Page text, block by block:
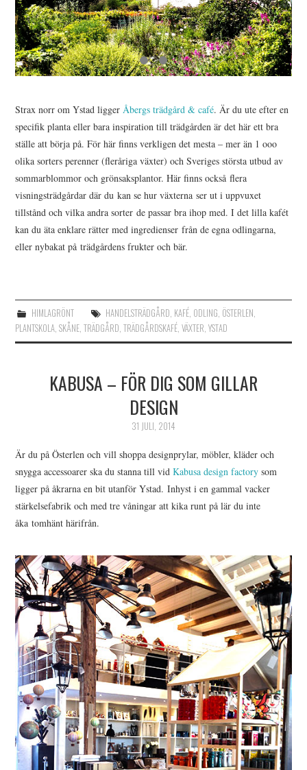
Strax norr om Ystad ligger Åbergs trädgård & café. Är du ute efter en
specifik planta eller bara inspiration till trädgården är det här ett bra
ställe att börja på. För här finns verkligen det mesta – mer än 1 ooo
olika sorters perenner (fleråriga växter) och Sveriges största utbud av
sommarblommor och grönsaksplantor. Här finns också flera
visningsträdgårdar där du kan se hur växterna ser ut i uppvuxet
tillstånd och vilka andra sorter de passar bra ihop med. I det lilla kafét
kan du äta enklare rätter med ingredienser från de egna odlingarna,
eller nybakat på trädgårdens frukter och bär.
HIMLAGRÖNT HANDELSTRÄDGÅRD KAFÉ, ODLING ÖSTERLEN
PLANTSKOLA ,SKÅNE ,TRÄDGÅRD ,TRÄDGÅRDSKAFÉ ,VÄXTER ,YSTAD
KABUSA – FÖR DIG SOM GILLAR
DESIGN
31 JULI, 2014
Är du på Österlen och vill shoppa designprylar, möbler, kläder och
snygga accessoarer ska du stanna till vidKabusa design factory som
ligger på åkrarna en bit utanför Ystad. Inhyst i en gammal vacker
stärkelsefabrik och med tre våningar att kika runt på lär du inte
åka tomhänt härifrån.